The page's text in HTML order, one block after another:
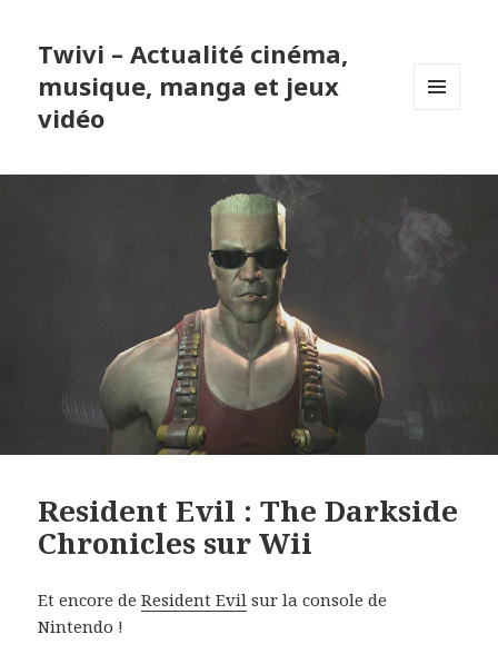
Twivi – Actualité cinéma,
musique, manga et jeux
vidéo
Resident Evil : The Darkside
Chronicles sur Wii
Et encore deResident Evil sur la console de
Nintendo !